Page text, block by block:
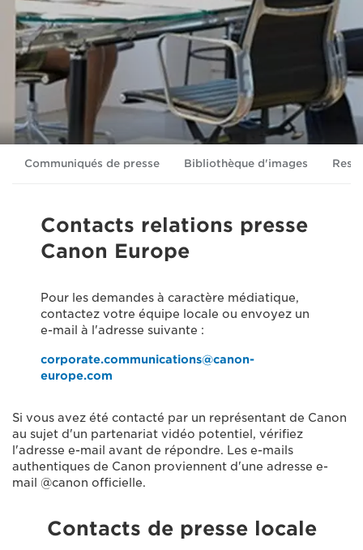
Communiqués de presse Bibliothèque d'images
Contacts relations presse
Canon Europe
Pour les demandes à caractère médiatique,
contactez votre équipe locale ou envoyez un
e-mail à l'adresse suivante :
corporate.communications@canon-
europe.com
Si vous avez été contacté par un représentant de Canon
au sujet d'un partenariat vidéo potentiel, vérifiez
l'adresse e-mail avant de répondre. Les e-mails
authentiques de Canon proviennent d'une adresse e-
mail @canon officielle.
Contacts de presse locale